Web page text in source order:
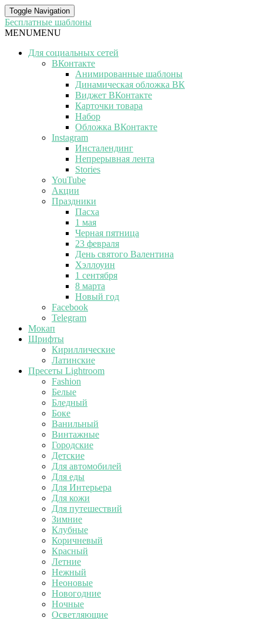
Toggle Navigation
Бесплатные шаблоны
MENUMENU
Для социальных сетей
ВКонтакте
Анимированные шаблоны
Динамическая обложка ВК
Виджет ВКонтакте
Карточки товара
Набор
Обложка ВКонтакте
Instagram
Инсталендинг
Непрерывная лента
Stories
YouTube
Акции
Праздники
Пасха
1 мая
Черная пятница
23 февраля
День святого Валентина
Хэллоуин
1 сентября
8 марта
Новый год
Facebook
Telegram
Мокап
Шрифты
Кириллические
Латинские
Пресеты Lightroom
Fashion
Белые
Бледный
Боке
Ванильный
Винтажные
Городские
Детские
Для автомобилей
Для еды
Для Интерьера
Для кожи
Для путешествий
Зимние
Клубные
Коричневый
Красный
Летние
Нежный
Неоновые
Новогодние
Ночные
Осветляющие